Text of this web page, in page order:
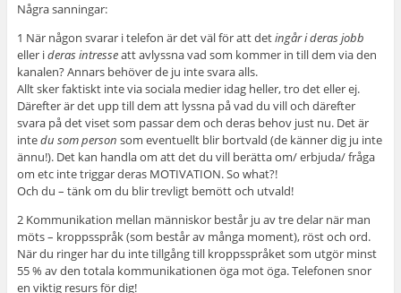
Några sanningar:
1 När någon svarar i telefon är det väl för att detingår i deras jobb
eller ideras intresseatt avlyssna vad som kommer in till dem via den
kanalen? Annars behöver de ju inte svara alls.
Allt sker faktiskt inte via sociala medier idag heller, tro det eller ej.
Därefter är det upp till dem att lyssna på vad du vill och därefter
svara på det viset som passar dem och deras behov just nu. Det är
intedu som person som eventuellt blir bortvald (de känner dig ju inte
ännu!). Det kan handla om att det du vill berätta om/ erbjuda/ fråga
om etc inte triggar deras MOTIVATION. So what?!
Och du – tänk om du blir trevligt bemött och utvald!
2 Kommunikation mellan människor består ju av tre delar när man
möts – kroppsspråk (som består av många moment), röst och ord.
När du ringer har du inte tillgång till kroppsspråket som utgör minst
55 % av den totala kommunikationen öga mot öga. Telefonen snor
en viktig resurs för dig!